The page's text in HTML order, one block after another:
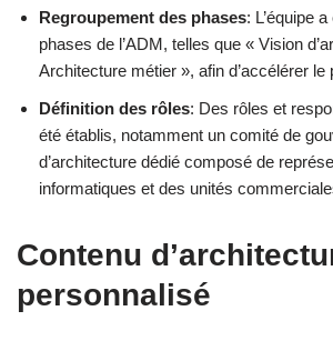
Regroupement des phases: L’équipe
phases de l’ADM, telles que « Vision
Architecture métier », afin d’accélérer le
Définition des rôles: Des rôles et
été établis, notamment un comité de
d’architecture dédié composé de
informatiques et des unités
Contenu
personnalisé